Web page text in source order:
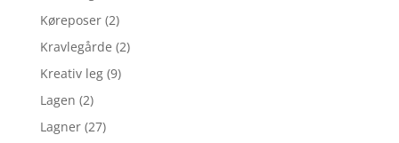
Køreposer (2)
Kravlegårde (2)
Kreativ leg (9)
Lagen (2)
Lagner (27)